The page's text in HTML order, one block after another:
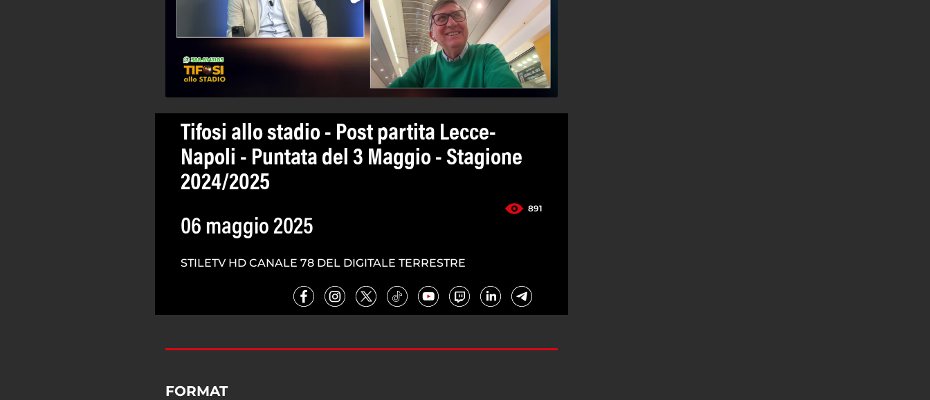
Tifosi allo stadio - Post partita Lecce-
Napoli - Puntata del 3 Maggio - Stagione
2024/2025
891
06 maggio 2025
STILETV HD CANALE 78 DEL DIGITALE TERRESTRE
FORMAT